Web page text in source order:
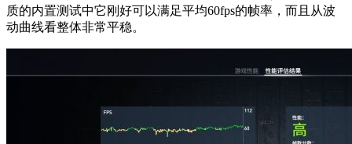
质的内置测试中它刚好可以满足平均60fps的帧率，而且从波
动曲线看整体非常平稳。